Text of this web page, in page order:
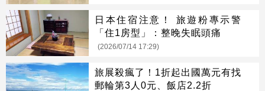
日本住宿注意！ 旅遊粉專示警
「住1房型」：整晚失眠頭痛
(2026/07/14 17:29)
旅展殺瘋了！1折起出國萬元有找
郵輪第3人0元、飯店2.2折